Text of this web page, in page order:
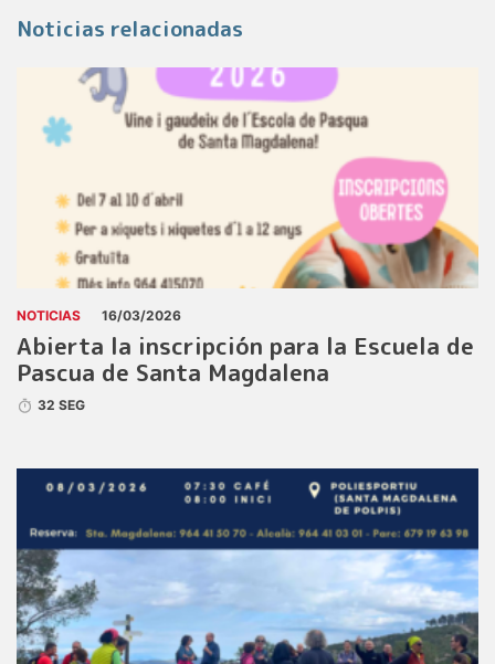
Noticias relacionadas
NOTICIAS 16/03/2026
Abierta la inscripción para la Escuela de
Pascua de Santa Magdalena
32 SEG